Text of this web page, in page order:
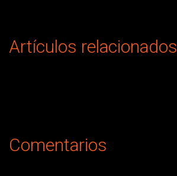
Artículos relacionados
Comentarios